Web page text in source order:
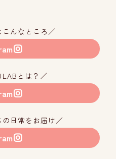
んなところ／
とは？／
日常をお届け／